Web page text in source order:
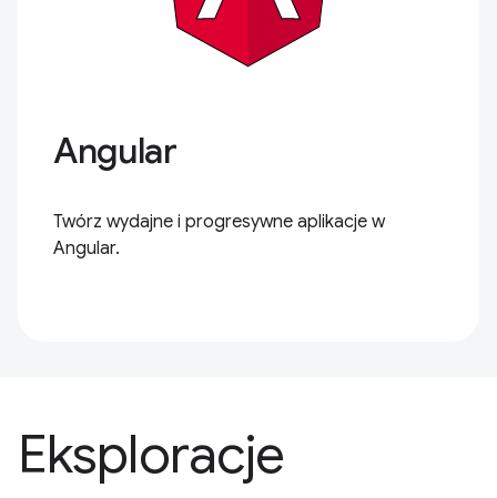
Angular
Twórz wydajne i progresywne aplikacje w
Angular.
Eksploracje